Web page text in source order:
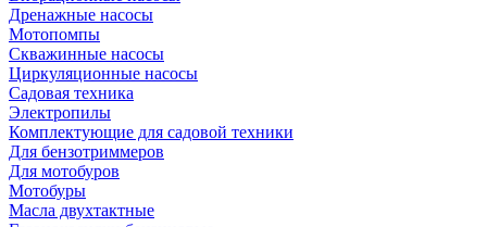
Дренажные насосы
Мотопомпы
Скважинные насосы
Циркуляционные насосы
Садовая техника
Электропилы
Комплектующие для садовой техники
Для бензотриммеров
Для мотобуров
Мотобуры
Масла двухтактные